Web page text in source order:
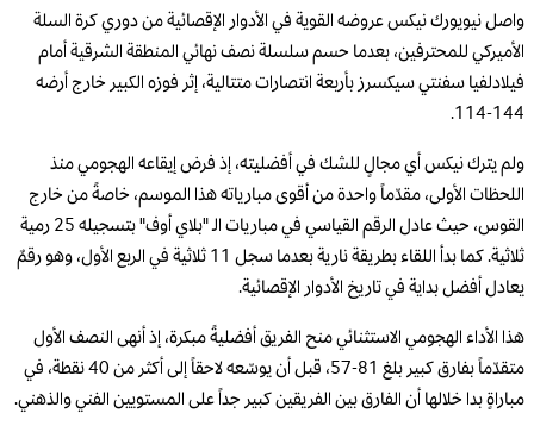
واصل نيويورك نيكس عروضه القوية في الأدوار الإقصائية من دوري كرة السلة
الأميركي للمحترفين، بعدما حسم سلسلة نصف نهائي المنطقة الشرقية أمام
فيلادلفيا سفنتي سيكسرز بأربعة انتصارات متتالية، إثر فوزه الكبير خارج أرضه
144-114.
ولم يترك نيكس أي مجالٍ للشك في أفضليته، إذ فرض إيقاعه الهجومي منذ
اللحظات الأولى، مقدّماً واحدة من أقوى مبارياته هذا الموسم، خاصةً من خارج
القوس، حيث عادل الرقم القياسي في مباريات الـ "بلاي أوف" بتسجيله 25 رمية
ثلاثية. كما بدأ اللقاء بطريقة نارية بعدما سجل 11 ثلاثية في الربع الأول، وهو رقمٌ
يعادل أفضل بداية في تاريخ الأدوار الإقصائية.
هذا الأداء الهجومي الاستثنائي منح الفريق أفضليةً مبكرة، إذ أنهى النصف الأول
متقدّماً بفارق كبير بلغ 81-57، قبل أن يوسّعه لاحقاً إلى أكثر من 40 نقطة، في
مباراةٍ بدا خلالها أن الفارق بين الفريقين كبير جداً على المستويين الفني والذهني.